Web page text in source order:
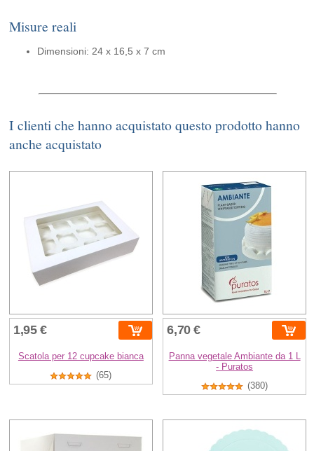
Misure reali
Dimensioni: 24 x 16,5 x 7 cm
I clienti che hanno acquistato questo prodotto hanno
anche acquistato
1,95 €
Scatola per 12 cupcake bianca
(65)
6,70 €
Panna vegetale Ambiante da 1 L
- Puratos
(380)